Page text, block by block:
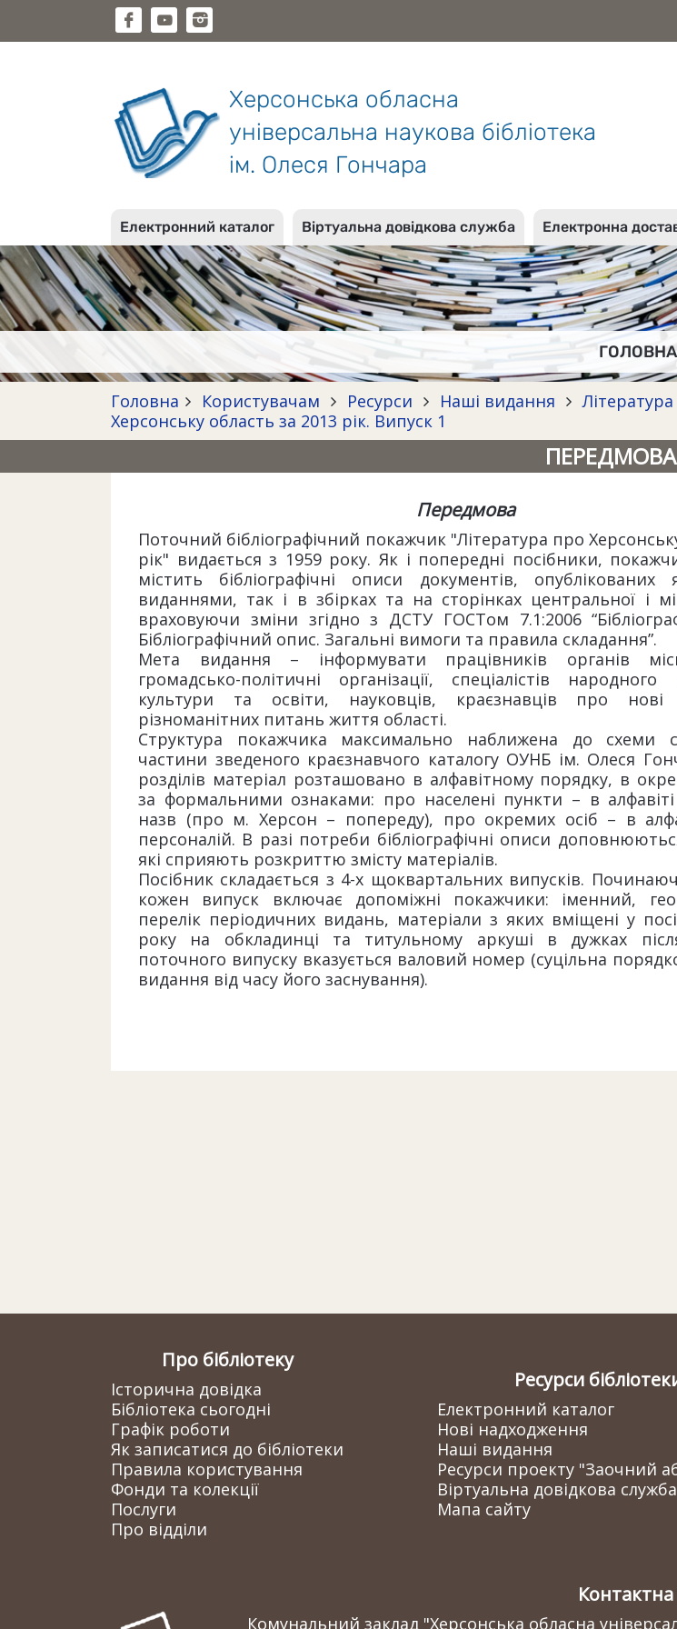
Херсонська обласна
універсальна наукова бібліотека
ім. Олеся Гончара
Електронний каталог Віртуальна довідкова служба Електронна
ГОЛОВНА
Головна Користувачам Ресурси Наші видання
Херсонську область за 2013 рік. Випуск 1
ПЕРЕДМОВА
Передмова
Поточний бібліографічний покажчик "Література про
рік" видається з 1959 року. Як і попередні посібники,
містить бібліографічні описи документів,
виданнями, так і в збірках та на сторінках центральної і
враховуючи зміни згідно з ДСТУ ГОСТом 7.1:2006
Бібліографічний опис. Загальні вимоги та правила складання”.
Мета видання – інформувати працівників органів
громадсько-політичні організації, спеціалістів народного
культури та освіти, науковців, краєзнавців про нові
різноманітних питань життя області.
Структура покажчика максимально наближена до схеми
частини зведеного краєзнавчого каталогу ОУНБ ім. Олеся
розділів матеріал розташовано в алфавітному порядку, в
за формальними ознаками: про населені пункти – в алфавіті
назв (про м. Херсон – попереду), про окремих осіб – в
персоналій. В разі потреби бібліографічні описи
які сприяють розкриттю змісту матеріалів.
Посібник складається з 4-х щоквартальних випусків.
кожен випуск включає допоміжні покажчики: іменний,
перелік періодичних видань, матеріали з яких вміщені у
року на обкладинці та титульному аркуші в дужках
поточного випуску вказується валовий номер (суцільна
видання від часу його заснування).
Про бібліотеку
Історична довідка
Бібліотека сьогодні
Графік роботи
Як записатися до бібліотеки
Правила користування
Фонди та колекції
Послуги
Про відділи
Ресурси
Електронний каталог
Нові надходження
Наші видання
Ресурси проекту "Заочний
Віртуальна довідкова служба
Мапа сайту
Комунальний заклад "Херсонська обласна